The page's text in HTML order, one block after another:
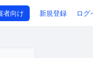
者向け 新規登録 ログ